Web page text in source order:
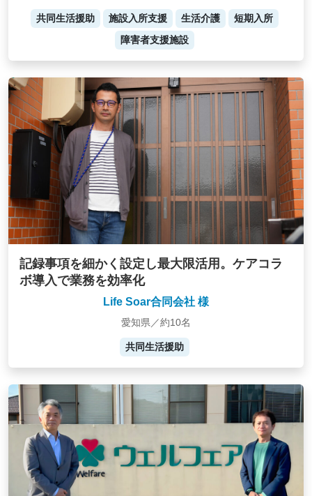
共同生活援助 施設入所支援 生活介護
短期入所
障害者支援施設
記録事項を細かく設定し最大限活用。ケアコラ
ボ導入で業務を効率化
Life Soar合同会社 様
愛知県／約10名
共同生活援助